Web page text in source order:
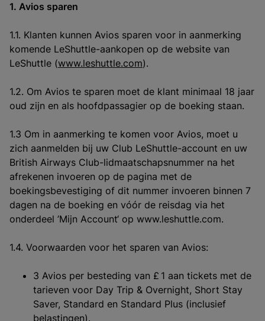
1. Avios sparen
1.1. Klanten kunnen Avios sparen voor in aanmerking
komende LeShuttle-aankopen op de website van
LeShuttle (www.leshuttle.com).
1.2. Om Avios te sparen moet de klant minimaal 18 jaar
oud zijn en als hoofdpassagier op de boeking staan.
1.3 Om in aanmerking te komen voor Avios, moet u
zich aanmelden bij uw Club LeShuttle-account en uw
British Airways Club-lidmaatschapsnummer na het
afrekenen invoeren op de pagina met de
boekingsbevestiging of dit nummer invoeren binnen 7
dagen na de boeking en vóór de reisdag via het
onderdeel ’Mijn Account‘ op www.leshuttle.com.
1.4. Voorwaarden voor het sparen van Avios:
3 Avios per besteding van £ 1 aan tickets met de
tarieven voor Day Trip & Overnight, Short Stay
Saver, Standard en Standard Plus (inclusief
belastingen).